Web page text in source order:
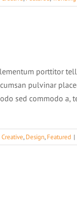
porttitor
pulvinar
sed commodo
Creative,Design,Featured |